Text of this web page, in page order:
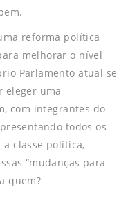
reforma política
melhorar o nível
Parlamento atual se
eleger uma
com integrantes do
todos os
a classe política,
“mudanças para
quem?